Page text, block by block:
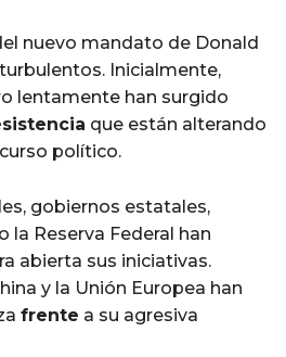
nuevo mandato de Donald
Inicialmente,
lentamente han surgido
que están alterando
político.
gobiernos estatales,
la Reserva Federal han
abierta sus iniciativas.
y la Unión Europea han
frente a su agresiva